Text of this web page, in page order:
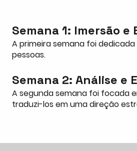
Semana 1: Imersão e
A primeira semana foi
pessoas.
Semana 2: Análise e
A segunda semana foi focada
traduzi-los em uma direção